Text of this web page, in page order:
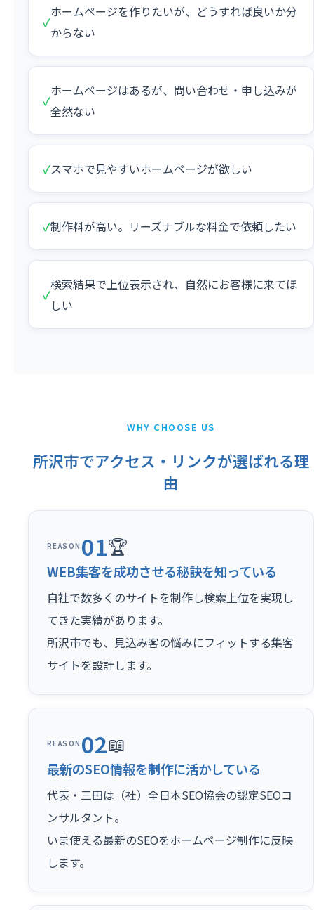
✓
ホームページを作りたいが、どうすれば良いか分
からない
✓
ホームページはあるが、問い合わせ・申し込みが
全然ない
✓スマホで見やすいホームページが欲しい
✓制作料が高い。リーズナブルな料金で依頼したい
✓
検索結果で上位表示され、自然にお客様に来てほ
しい
WHY CHOOSE US
所沢市でアクセス・リンクが選ばれる理
由
REASON 01🏆
WEB集客を成功させる秘訣を知っている
自社で数多くのサイトを制作し検索上位を実現し
てきた実績があります。
所沢市でも、見込み客の悩みにフィットする集客
サイトを設計します。
REASON 02📖
最新のSEO情報を制作に活かしている
代表・三田は（社）全日本SEO協会の認定SEOコ
ンサルタント。
いま使える最新のSEOをホームページ制作に反映
します。